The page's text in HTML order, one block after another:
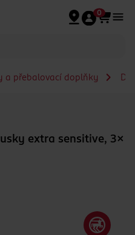
0
a přebalovací doplňky
extra sensitive, 3×